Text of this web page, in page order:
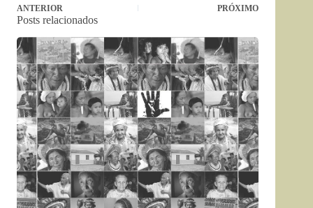
ANTERIOR PRÓXIMO
Posts relacionados